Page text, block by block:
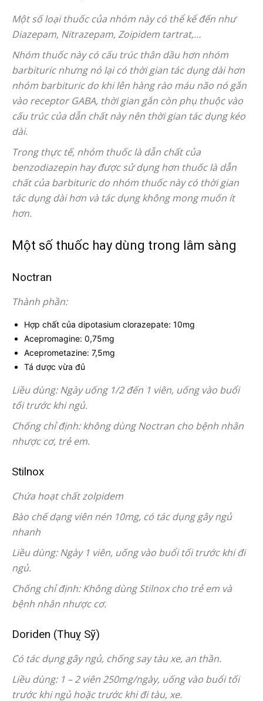
Một số loại thuốc của nhóm này có thể kể đến như
Diazepam, Nitrazepam, Zoipidem tartrat,…
Nhóm thuốc này có cấu trúc thân dầu hơn nhóm
barbituric nhưng nó lại có thời gian tác dụng dài hơn
nhóm barbituric do khi lên hàng rào máu não nó gắn
vào receptor GABA, thời gian gắn còn phụ thuộc vào
cấu trúc của dẫn chất này nên thời gian tác dụng kéo
dài.
Trong thực tế, nhóm thuốc là dẫn chất của
benzodiazepin hay được sử dụng hơn thuốc là dẫn
chất của barbituric do nhóm thuốc này có thời gian
tác dụng dài hơn và tác dụng không mong muốn ít
hơn.
Một số thuốc hay dùng trong lâm sàng
Noctran
Thành phần:
Hợp chất của dipotasium clorazepate: 10mg
Acepromagine: 0,75mg
Aceprometazine: 7,5mg
Tá dược vừa đủ
Liều dùng: Ngày uống 1/2 đến 1 viên, uống vào buổi
tối trước khi ngủ.
Chống chỉ định: không dùng Noctran cho bệnh nhân
nhược cơ, trẻ em.
Stilnox
Chứa hoạt chất zolpidem
Bào chế dạng viên nén 10mg, có tác dụng gây ngủ
nhanh
Liều dùng: Ngày 1 viên, uống vào buổi tối trước khi đi
ngủ.
Chống chỉ định: Không dùng Stilnox cho trẻ em và
bệnh nhân nhược cơ.
Doriden (Thuỵ Sỹ)
Có tác dụng gây ngủ, chống say tàu xe, an thần.
Liều dùng: 1 – 2 viên 250mg/ngày, uống vào buổi tối
trước khi ngủ hoặc trước khi đi tàu, xe.